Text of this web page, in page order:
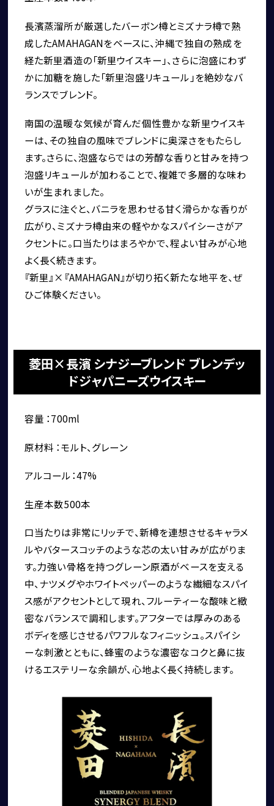
長濱蒸溜所が厳選したバーボン樽とミズナラ樽で熟
成したAMAHAGANをベースに、沖縄で独自の熟成を
経た新里酒造の「新里ウイスキー」、さらに泡盛にわず
かに加糖を施した「新里泡盛リキュール」を絶妙なバ
ランスでブレンド。
南国の温暖な気候が育んだ個性豊かな新里ウイスキ
ーは、その独自の風味でブレンドに奥深さをもたらし
ます。さらに、泡盛ならではの芳醇な香りと甘みを持つ
泡盛リキュールが加わることで、複雑で多層的な味わ
いが生まれました。
グラスに注ぐと、バニラを思わせる甘く滑らかな香りが
広がり、ミズナラ樽由来の軽やかなスパイシーさがア
クセントに。口当たりはまろやかで、程よい甘みが心地
よく長く続きます。
『新里』×『AMAHAGAN』が切り拓く新たな地平を、ぜ
ひご体験ください。
菱田×長濱 シナジーブレンド ブレンデッ
ドジャパニーズウイスキー
容量 ：700ml
原材料 ：モルト、グレーン
アルコール：47%
生産本数500本
口当たりは非常にリッチで、新樽を連想させるキャラメ
ルやバタースコッチのような芯の太い甘みが広がりま
す。力強い骨格を持つグレーン原酒がベースを支える
中、ナツメグやホワイトペッパーのような繊細なスパイ
ス感がアクセントとして現れ、フルーティーな酸味と緻
密なバランスで調和します。アフターでは厚みのある
ボディを感じさせるパワフルなフィニッシュ。スパイシ
ーな刺激とともに、蜂蜜のような濃密なコクと鼻に抜
けるエステリーな余韻が、心地よく長く持続します。